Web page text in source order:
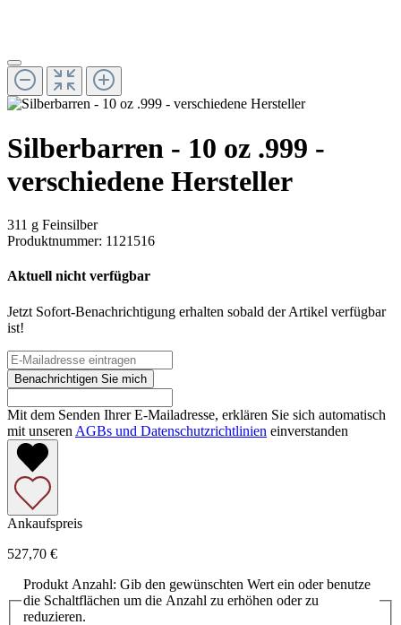
Silberbarren - 10 oz .999 -
verschiedene Hersteller
311 g Feinsilber
Produktnummer: 1121516
Aktuell nicht verfügbar
Jetzt Sofort-Benachrichtigung erhalten sobald der Artikel verfügbar
ist!
Benachrichtigen Sie mich
Mit dem Senden Ihrer E-Mailadresse, erklären Sie sich automatisch
mit unseren AGBs und Datenschutzrichtlinien einverstanden
Ankaufspreis
527,70 €
Produkt Anzahl: Gib den gewünschten Wert ein oder benutze
die Schaltflächen um die Anzahl zu erhöhen oder zu
reduzieren.